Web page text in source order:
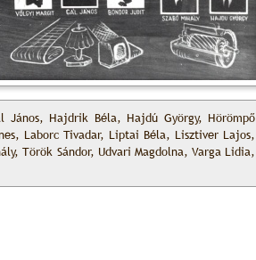
János, Hajdrik Béla, Hajdú György, Hörömpő
Laborc Tivadar, Liptai Béla, Lisztiver Lajos,
Török Sándor, Udvari Magdolna, Varga Lidia,